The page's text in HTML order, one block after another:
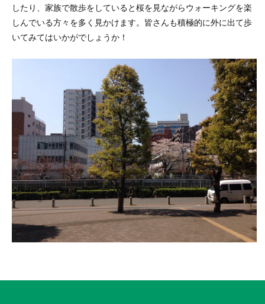
したり、家族で散歩をしていると桜を見ながらウォーキングを楽
しんでいる方々を多く見かけます。皆さんも積極的に外に出て歩
いてみてはいかがでしょうか！